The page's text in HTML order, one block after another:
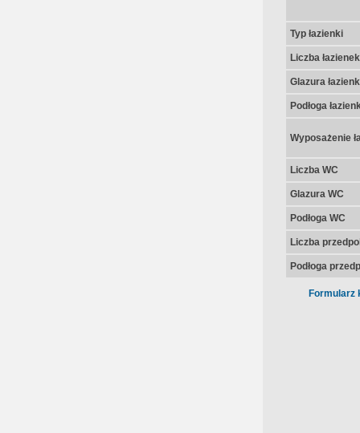
Typ łazienki
Liczba łazienek
Glazura
Podłoga
Wyposażenie
Liczba WC
Glazura WC
Podłoga WC
Liczba
Podłoga
Formularz